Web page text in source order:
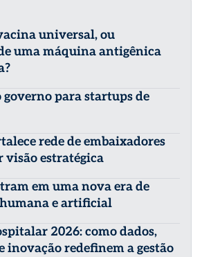
universal, ou
uma máquina antigênica
governo para startups de
rede de embaixadores
estratégica
em uma nova era de
e artificial
2026: como dados,
inovação redefinem a gestão